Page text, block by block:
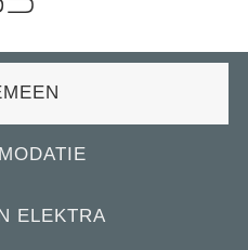
ELEKTRA